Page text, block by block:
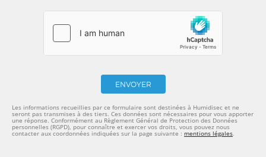
ENVOYER
Les informations recueillies par ce formulaire sont destinées à Humidisec et ne
seront pas transmises à des tiers. Ces données sont nécessaires pour vous apporter
une réponse. Conformément au Règlement Général de Protection des Données
personnelles (RGPD), pour connaître et exercer vos droits, vous pouvez nous
contacter aux coordonnées indiquées sur la page suivante : mentions légales.